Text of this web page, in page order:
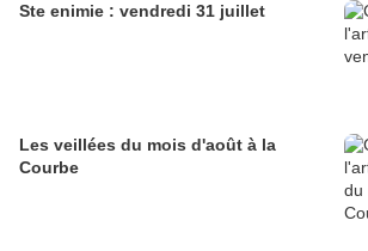
Ste enimie : vendredi 31 juillet
Les veillées du mois d'août à la
Courbe